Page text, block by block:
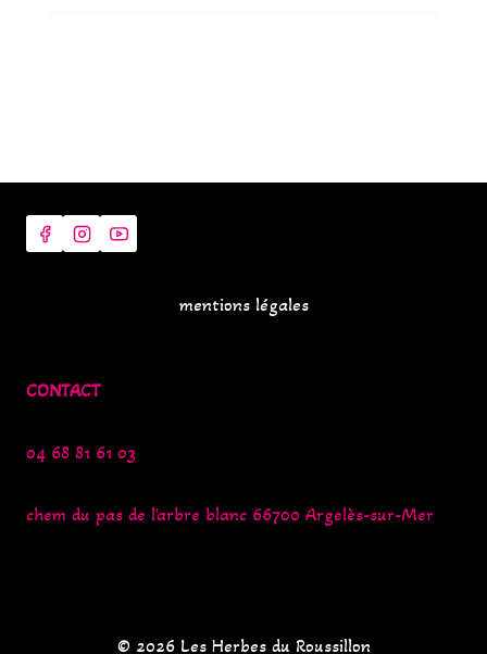
mentions légales
CONTACT
04 68 81 61 03
chem du pas de l'arbre blanc 66700 Argelès-sur-Mer
© 2026 Les Herbes du Roussillon